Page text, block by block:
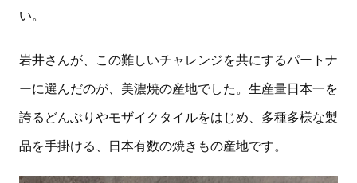
い。
岩井さんが、この難しいチャレンジを共にするパートナ
ーに選んだのが、美濃焼の産地でした。生産量日本一を
誇るどんぶりやモザイクタイルをはじめ、多種多様な製
品を手掛ける、日本有数の焼きもの産地です。